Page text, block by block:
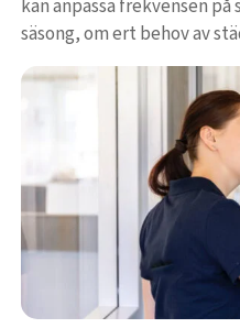
kan anpassa frekvensen
säsong, om ert behov av